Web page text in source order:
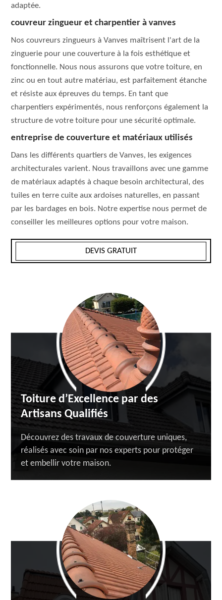
adaptée.
couvreur zingueur et charpentier à vanves
Nos couvreurs zingueurs à Vanves maîtrisent l'art de la
zinguerie pour une couverture à la fois esthétique et
fonctionnelle. Nous nous assurons que votre toiture, en
zinc ou en tout autre matériau, est parfaitement étanche
et résiste aux épreuves du temps. En tant que
charpentiers expérimentés, nous renforçons également la
structure de votre toiture pour une sécurité optimale.
entreprise de couverture et matériaux utilisés
Dans les différents quartiers de Vanves, les exigences
architecturales varient. Nous travaillons avec une gamme
de matériaux adaptés à chaque besoin architectural, des
tuiles en terre cuite aux ardoises naturelles, en passant
par les bardages en bois. Notre expertise nous permet de
conseiller les meilleures options pour votre maison.
DEVIS GRATUIT
Toiture d’Excellence par des
Artisans Qualifiés
Découvrez des travaux de couverture uniques,
réalisés avec soin par nos experts pour protéger
et embellir votre maison.